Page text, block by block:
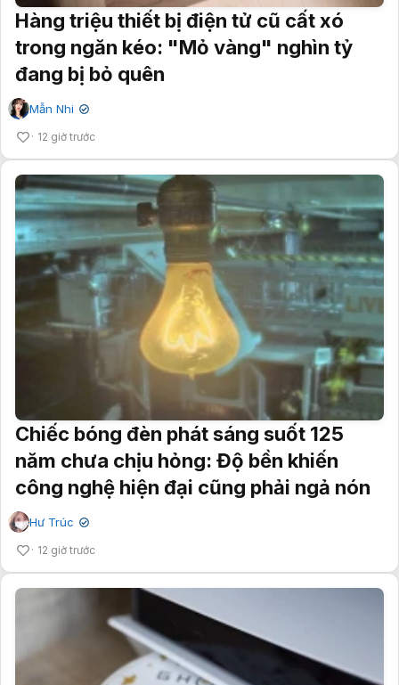
Hàng triệu thiết bị điện tử cũ cất xó
trong ngăn kéo: "Mỏ vàng" nghìn tỷ
đang bị bỏ quên
Mẫn Nhi ✔
12 giờ trước
Chiếc bóng đèn phát sáng suốt 125
năm chưa chịu hỏng: Độ bền khiến
công nghệ hiện đại cũng phải ngả nón
Hư Trúc ✔
12 giờ trước